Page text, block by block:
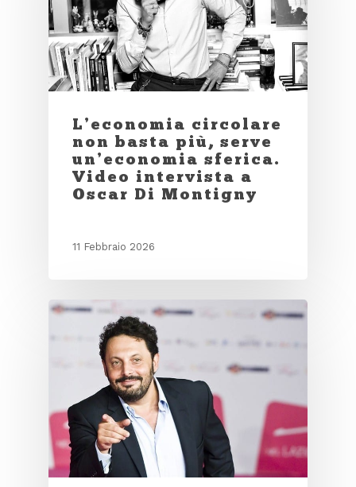
L’economia circolare
non basta più, serve
un’economia sferica.
Video intervista a
Oscar Di Montigny
11 Febbraio 2026